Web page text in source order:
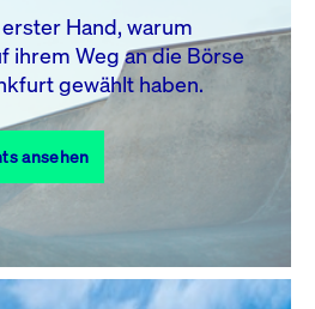
13 14
20 21 22
23
27 28
Alle Events
Hand, warum
ihrem Weg an die Börse
gewählt haben.
ansehen